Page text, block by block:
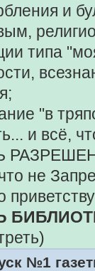
и
типа
"в
и всё,
не
№1